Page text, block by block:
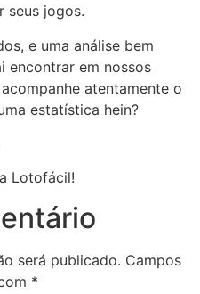
seus jogos.
e uma análise bem
encontrar em nossos
atentamente o
estatística hein?
Lotofácil!
será publicado. Campos
*